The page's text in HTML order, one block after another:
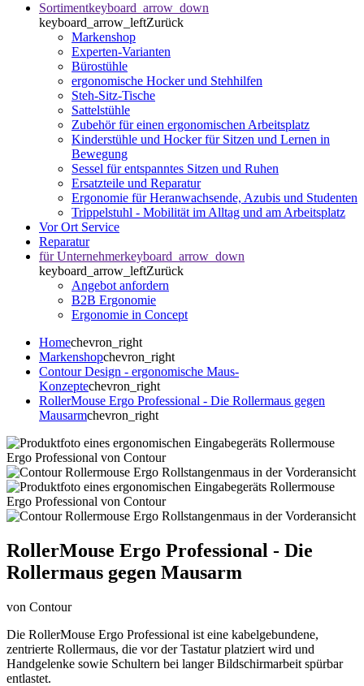
Sortimentkeyboard_arrow_down
keyboard_arrow_leftZurück
Markenshop
Experten-Varianten
Bürostühle
ergonomische Hocker und Stehhilfen
Steh-Sitz-Tische
Sattelstühle
Zubehör für einen ergonomischen Arbeitsplatz
Kinderstühle und Hocker für Sitzen und Lernen in
Bewegung
Sessel für entspanntes Sitzen und Ruhen
Ersatzteile und Reparatur
Ergonomie für Heranwachsende, Azubis und Studenten
Trippelstuhl - Mobilität im Alltag und am Arbeitsplatz
Vor Ort Service
Reparatur
für Unternehmerkeyboard_arrow_down
keyboard_arrow_leftZurück
Angebot anfordern
B2B Ergonomie
Ergonomie in Concept
Homechevron_right
Markenshopchevron_right
Contour Design - ergonomische Maus-
Konzeptechevron_right
RollerMouse Ergo Professional - Die Rollermaus gegen
Mausarmchevron_right
RollerMouse Ergo Professional - Die
Rollermaus gegen Mausarm
von Contour
Die RollerMouse Ergo Professional ist eine kabelgebundene,
zentrierte Rollermaus, die vor der Tastatur platziert wird und
Handgelenke sowie Schultern bei langer Bildschirmarbeit spürbar
entlastet.